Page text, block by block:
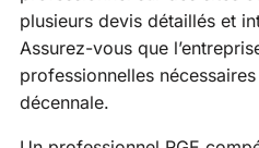
plusieurs devis détaillés et
Assurez-vous que
professionnelles
décennale.